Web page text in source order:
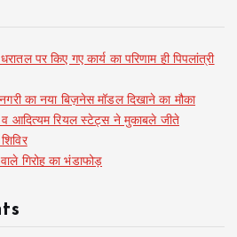
पर किए गए कार्य का परिणाम ही पिपलांत्री
का नया बिज़नेस मॉडल दिखाने का मौका
व आदित्यम रियल स्टेट्स ने मुकाबले जीते
गिरोह का भंडाफोड़